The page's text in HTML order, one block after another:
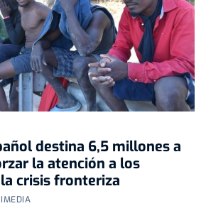
destina 6,5 millones a
la atención a los
crisis fronteriza